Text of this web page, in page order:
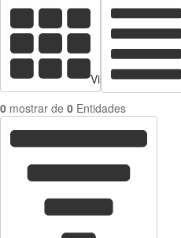
Vista de tarjetas
0 mostrar de 0 Entidades